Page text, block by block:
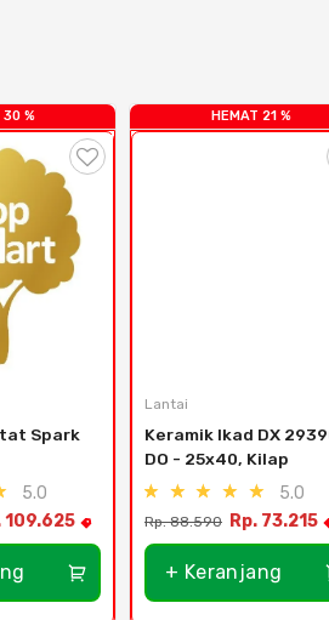
30 %
Spark
5.0
109.625
HEMAT 21 %
Lantai
Keramik Ikad DX
DO - 25x40, Kilap
5.0
Rp. 88.590 Rp. 73.215
+ Keranjang